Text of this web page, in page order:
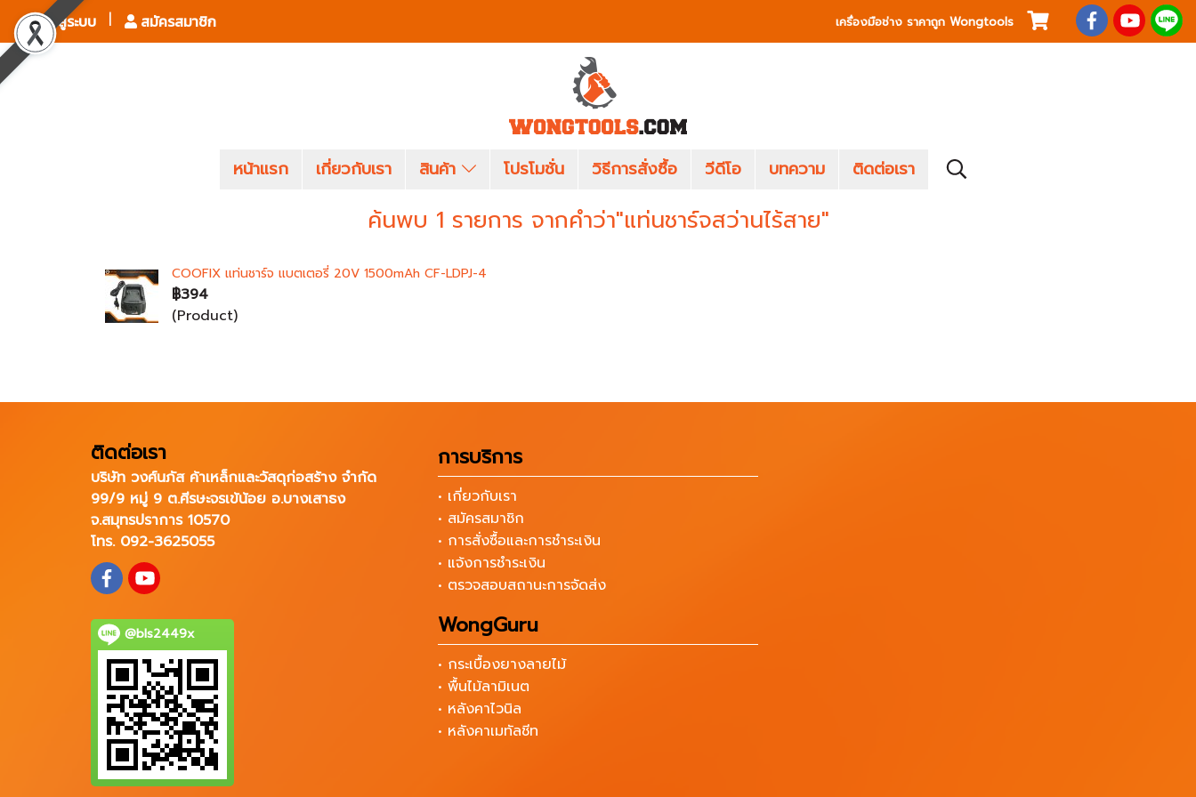
เข้าสู่ระบบ สมัครสมาชิก เครื่องมือช่าง ราคาถูก Wongtools
หน้าแรก เกี่ยวกับเรา สินค้า โปรโมชั่น วิธีการสั่งซื้อ วีดีโอ บทความ ติดต่อเรา
ค้นพบ 1 รายการ จากคำว่า"แท่นชาร์จสว่านไร้สาย"
COOFIX แท่นชาร์จ แบตเตอรี่ 20V 1500mAh CF-LDPJ-4
฿394
(Product)
ติดต่อเรา
บริษัท วงศ์นภัส ค้าเหล็กและวัสดุก่อสร้าง จำกัด
99/9 หมู่ 9 ต.ศีรษะจรเข้น้อย อ.บางเสาธง
จ.สมุทรปราการ 10570
โทร. 092-3625055
@bls2449x
การบริการ
• เกี่ยวกับเรา
• สมัครสมาชิก
• การสั่งซื้อและการชำระเงิน
• แจ้งการชำระเงิน
• ตรวจสอบสถานะการจัดส่ง
WongGuru
• กระเบื้องยางลายไม้
• พื้นไม้ลามิเนต
• หลังคาไวนิล
• หลังคาเมทัลชีท